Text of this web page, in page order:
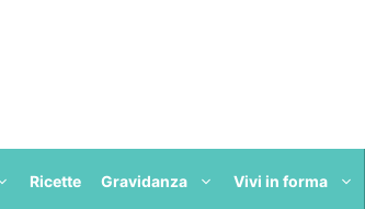
Ricette Gravidanza Vivi in forma